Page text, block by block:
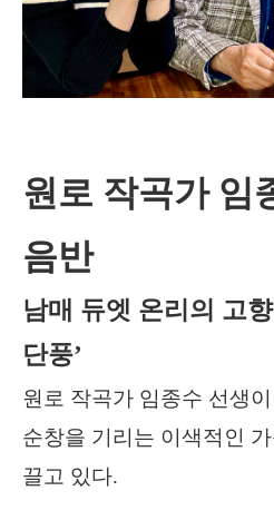
원로 작곡가 임
음반
남매 듀엣 온리의 고
단풍’
원로 작곡가 임종수 선생
순창을 기리는 이색적인
끌고 있다.